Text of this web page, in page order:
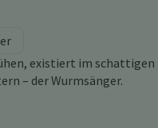
existiert im schattigen
– der Wurmsänger.